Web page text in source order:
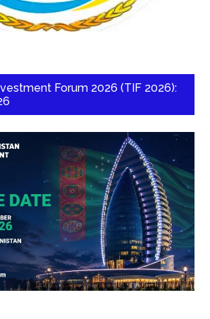
Forum 2026 (TIF 2026):